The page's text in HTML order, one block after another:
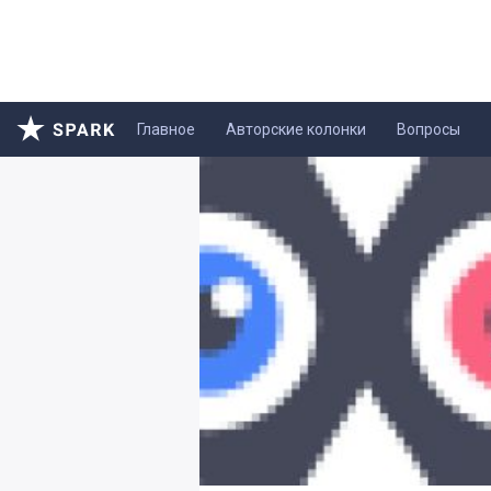
Главное Авторские колонки Вопросы